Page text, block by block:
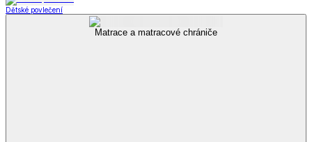
Dětské povlečení
Matrace a matracové chrániče